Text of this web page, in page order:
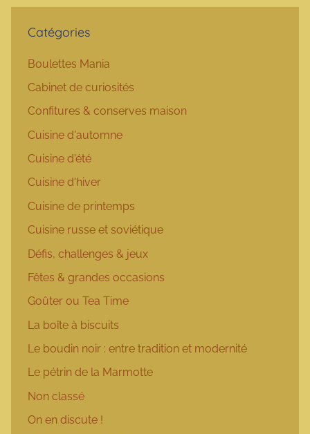
Catégories
Boulettes Mania
Cabinet de curiosités
Confitures & conserves maison
Cuisine d'automne
Cuisine d'été
Cuisine d'hiver
Cuisine de printemps
Cuisine russe et soviétique
Défis, challenges & jeux
Fêtes & grandes occasions
Goûter ou Tea Time
La boîte à biscuits
Le boudin noir : entre tradition et modernité
Le pétrin de la Marmotte
Non classé
On en discute !